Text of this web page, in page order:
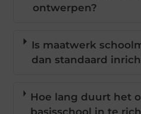
ontwerpen?
Is maatwerk
dan standaard
Hoe lang duurt het